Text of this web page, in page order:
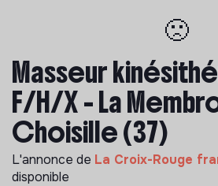
🙁
Masseur
F/H/X - La
Choisille (37)
L'annonce de La Croix-Rouge
disponible